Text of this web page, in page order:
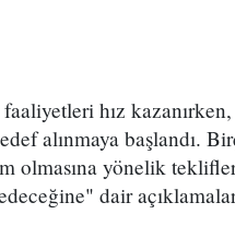
hız
alınmaya başlandı.
olmasına yönelik
dair